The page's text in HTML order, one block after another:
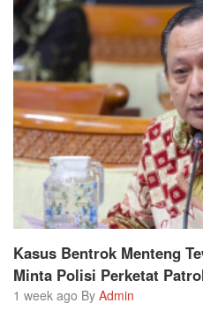
Kasus Bentrok Menteng
Minta Polisi Perketat
1 week ago By Admin